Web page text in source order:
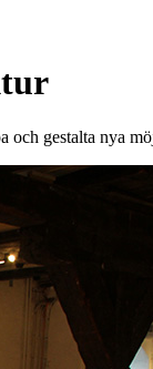
och gestalta nya